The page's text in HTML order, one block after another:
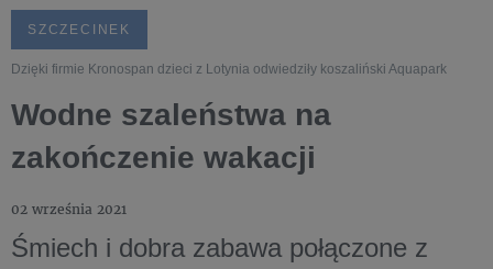
SZCZECINEK
Dzięki firmie Kronospan dzieci z Lotynia odwiedziły koszaliński Aquapark
Wodne szaleństwa na
zakończenie wakacji
02 września 2021
Śmiech i dobra zabawa połączone z